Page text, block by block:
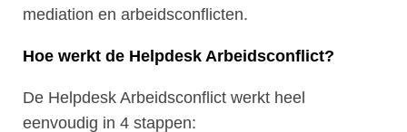
mediation en arbeidsconflicten.
Hoe werkt de Helpdesk Arbeidsconflict?
De Helpdesk Arbeidsconflict werkt heel
eenvoudig in 4 stappen: